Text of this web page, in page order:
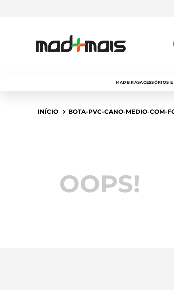
MADEIRASACESSÓRIOS E
BOTA-PVC-CANO-MEDIO-COM-
OOPS!